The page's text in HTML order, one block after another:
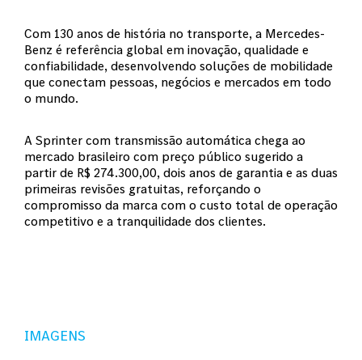
Com 130 anos de história no transporte, a Mercedes-
Benz é referência global em inovação, qualidade e
confiabilidade, desenvolvendo soluções de mobilidade
que conectam pessoas, negócios e mercados em todo
o mundo.
A Sprinter com transmissão automática chega ao
mercado brasileiro com preço público sugerido a
partir de R$ 274.300,00, dois anos de garantia e as duas
primeiras revisões gratuitas, reforçando o
compromisso da marca com o custo total de operação
competitivo e a tranquilidade dos clientes.
IMAGENS